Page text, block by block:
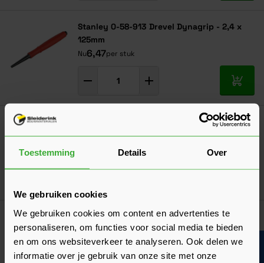
Toestemming Details Over
We gebruiken cookies
We gebruiken cookies om content en advertenties te
personaliseren, om functies voor social media te bieden
en om ons websiteverkeer te analyseren. Ook delen we
informatie over je gebruik van onze site met onze
Stanley 0-58-913 Drevel Dynagrip - 2,4 x
125mm
Nu6,47per stuk
In
Woodies Glaslatschroef 3,5x40 RVS - 200
stuks (61835374)
per doos
Heller CV Houtspiraalboor - 4x75 mm
Nu5,19per stuk